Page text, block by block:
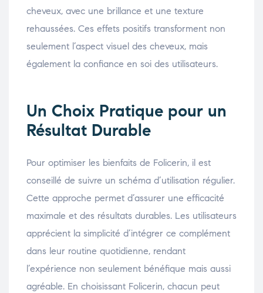
cheveux, avec une brillance et une texture
rehaussées. Ces effets positifs transforment non
seulement l’aspect visuel des cheveux, mais
également la confiance en soi des utilisateurs.
Un Choix Pratique pour un
Résultat Durable
Pour optimiser les bienfaits de Folicerin, il est
conseillé de suivre un schéma d’utilisation régulier.
Cette approche permet d’assurer une efficacité
maximale et des résultats durables. Les utilisateurs
apprécient la simplicité d’intégrer ce complément
dans leur routine quotidienne, rendant
l’expérience non seulement bénéfique mais aussi
agréable. En choisissant Folicerin, chacun peut